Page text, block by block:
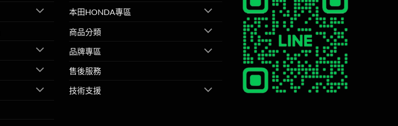
本田HONDA專區
商品分類
品牌專區
售後服務
技術支援